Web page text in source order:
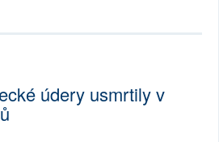
údery usmrtily v